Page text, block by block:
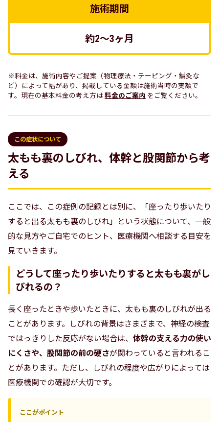
施術期間
約2〜3ヶ月
※料金は、施術内容やご提案（物理療法・テーピング・鍼灸な
ど）によって幅があり、掲載している金額は施術当時の実額で
す。現在の基本料金の考え方は料金のご案内 をご覧ください。
この症状について
太もも裏のしびれ、体幹と股関節から考
える
ここでは、この症例の記録とは別に、「座ったり歩いたり
すると出る太もも裏のしびれ」という状態について、一般
的な見方やご自宅でのヒント、医療機関へ相談する目安を
見ていきます。
どうして座ったり歩いたりすると太もも裏がし
びれるの？
長く座ったときや歩いたときに、太もも裏のしびれが出る
ことがあります。しびれの背景はさまざまで、神経の検査
ではっきりした反応がない場合は、 体幹の支える力の使い
にくさや、股関節の前の硬さが関わっていると言われるこ
とがあります。ただし、しびれの程度や広がりによっては
医療機関での確認が大切です。
ここがポイント